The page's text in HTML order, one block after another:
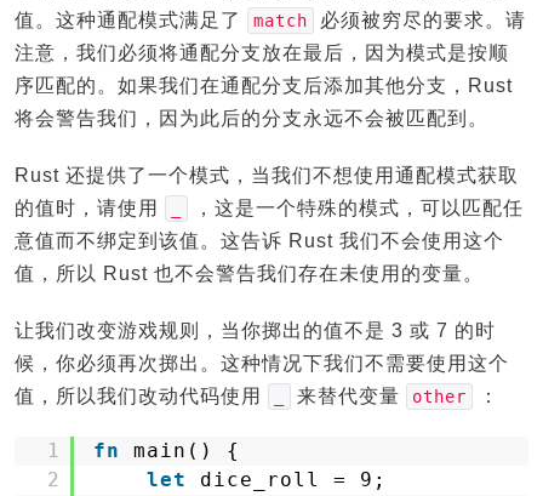
值。这种通配模式满足了
match
必须被穷尽的要求。请
注意，我们必须将通配分支放在最后，因为模式是按顺
序匹配的。如果我们在通配分支后添加其他分支，Rust
将会警告我们，因为此后的分支永远不会被匹配到。
Rust 还提供了一个模式，当我们不想使用通配模式获取
的值时，请使用
，这是一个特殊的模式，可以匹配任
意值而不绑定到该值。这告诉 Rust 我们不会使用这个
值，所以 Rust 也不会警告我们存在未使用的变量。
让我们改变游戏规则，当你掷出的值不是 3 或 7 的时
候，你必须再次掷出。这种情况下我们不需要使用这个
值，所以我们改动代码使用
来替代变量 other ：
1
2
fn
main() {
let
dice_roll = 9;